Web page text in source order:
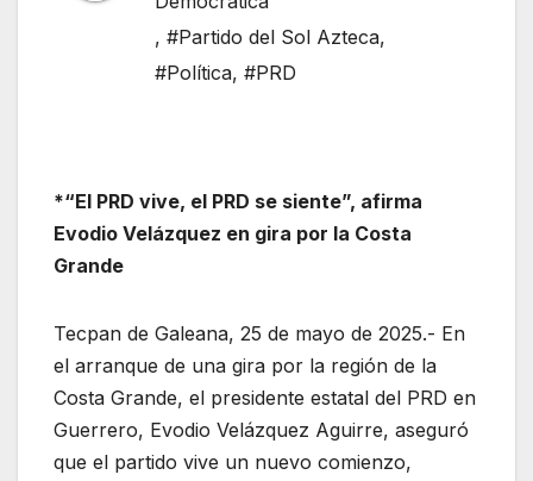
, #Partido del Sol Azteca,
#Política, #PRD
*“El PRD vive, el PRD se siente”, afirma
Evodio Velázquez en gira por la Costa
Grande
Tecpan de Galeana, 25 de mayo de 2025.- En
el arranque de una gira por la región de la
Costa Grande, el presidente estatal del PRD en
Guerrero, Evodio Velázquez Aguirre, aseguró
que el partido vive un nuevo comienzo,